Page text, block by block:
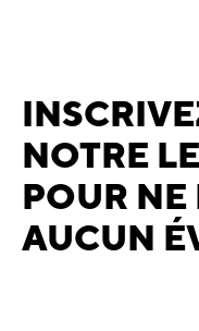
NOTRE
POUR
AUCUN